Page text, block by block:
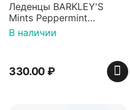
Леденцы BARKLEY'S
Mints Peppermint
перечная мята 50г,
Нидерланды
В наличии
330.00₽